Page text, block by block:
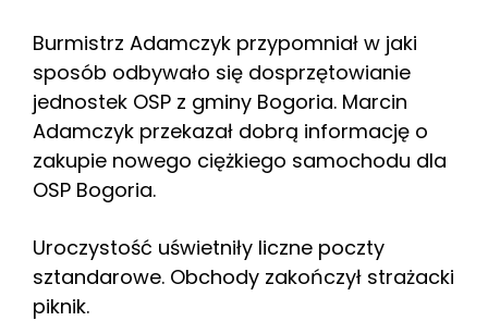
Burmistrz Adamczyk przypomniał w jaki
sposób odbywało się dosprzętowianie
jednostek OSP z gminy Bogoria. Marcin
Adamczyk przekazał dobrą informację o
zakupie nowego ciężkiego samochodu dla
OSP Bogoria.
Uroczystość uświetniły liczne poczty
sztandarowe. Obchody zakończył strażacki
piknik.